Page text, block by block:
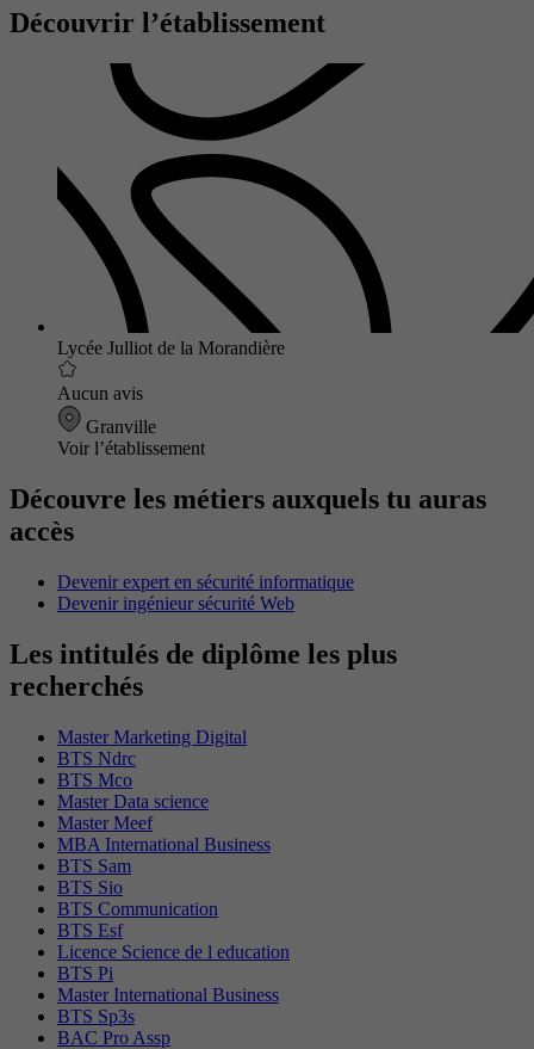
Découvrir l’établissement
Lycée Julliot de la Morandière
Aucun avis
Granville
Voir l’établissement
Découvre les métiers auxquels tu auras
accès
Devenir expert en sécurité informatique
Devenir ingénieur sécurité Web
Les intitulés de diplôme les plus
recherchés
Master Marketing Digital
BTS Ndrc
BTS Mco
Master Data science
Master Meef
MBA International Business
BTS Sam
BTS Sio
BTS Communication
BTS Esf
Licence Science de l education
BTS Pi
Master International Business
BTS Sp3s
BAC Pro Assp